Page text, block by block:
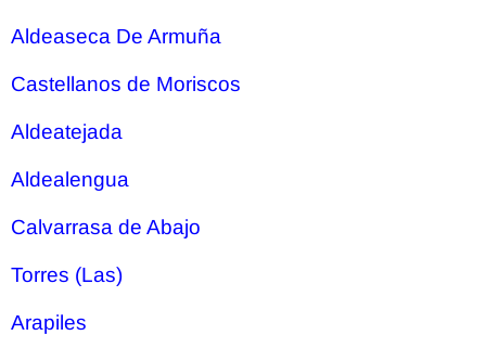
Aldeaseca De Armuña
Castellanos de Moriscos
Aldeatejada
Aldealengua
Calvarrasa de Abajo
Torres (Las)
Arapiles